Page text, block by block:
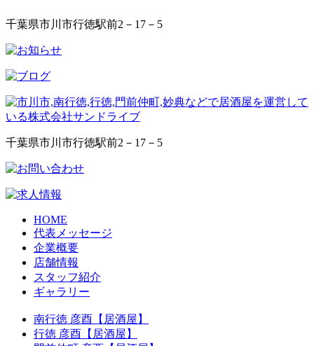
千葉県市川市行徳駅前2－17－5
千葉県市川市行徳駅前2－17－5
HOME
代表メッセージ
企業概要
店舗情報
スタッフ紹介
ギャラリー
南行徳 彦酉【居酒屋】
行徳 彦酉【居酒屋】